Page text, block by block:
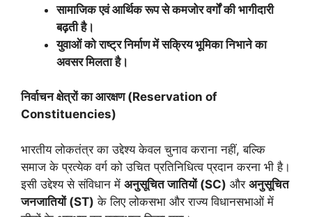
सामाजिक एवं आर्थिक रूप से कमजोर वर्गों की भागीदारी
बढ़ती है।
युवाओं को राष्ट्र निर्माण में सक्रिय भूमिका निभाने का
अवसर मिलता है।
निर्वाचन क्षेत्रों का आरक्षण (Reservation of
Constituencies)
भारतीय लोकतंत्र का उद्देश्य केवल चुनाव कराना नहीं, बल्कि
समाज के प्रत्येक वर्ग को उचित प्रतिनिधित्व प्रदान करना भी है।
इसी उद्देश्य से संविधान में अनुसूचित जातियों (SC) और अनुसूचित
जनजातियों (ST) के लिए लोकसभा और राज्य विधानसभाओं में